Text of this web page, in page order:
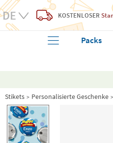
KOSTENLOSER
Packs
Stikets Personalisierte Geschenke